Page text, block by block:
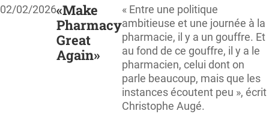
02/02/2026«Make
Pharmacy
Great
Again»
« Entre une politique
ambitieuse et une journée à la
pharmacie, il y a un gouffre. Et
au fond de ce gouffre, il y a le
pharmacien, celui dont on
parle beaucoup, mais que les
instances écoutent peu », écrit
Christophe Augé.